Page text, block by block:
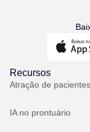
Recursos
Atração de pacientes
IA no prontuário